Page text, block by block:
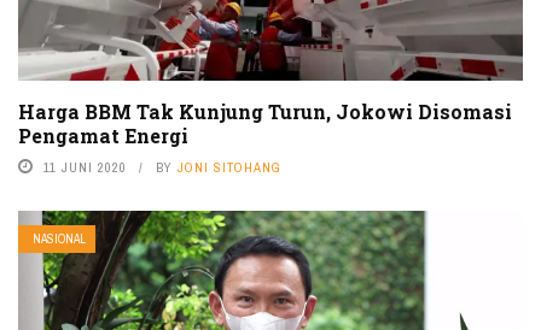
Harga BBM Tak Kunjung Turun, Jokowi Disomasi
Pengamat Energi
11 JUNI 2020 BY JONI SITOHANG
NASIONAL